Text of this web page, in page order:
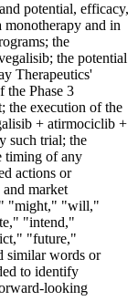
potential, efficacy,
and in
the
the potential
Therapeutics'
the Phase 3
the execution of the
+ atirmociclib +
such trial; the
timing of any
actions or
market
"might," "will,"
"intend,"
"future,"
similar words or
to identify
looking